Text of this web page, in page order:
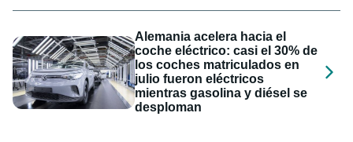
Alemania acelera hacia el
coche eléctrico: casi el 30% de
los coches matriculados en
julio fueron eléctricos
mientras gasolina y diésel se
desploman